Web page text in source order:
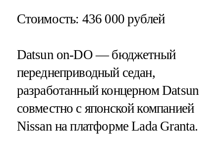
Стоимость: 436 000 рублей
Datsun on-DO — бюджетный
переднеприводный седан,
разработанный концерном Datsun
совместно с японской компанией
Nissan на платформе Lada Granta.